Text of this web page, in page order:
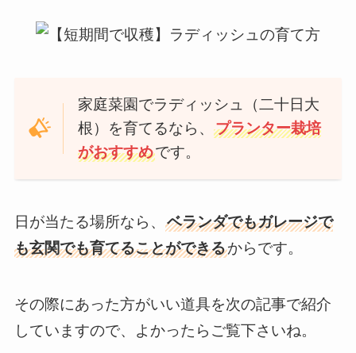
家庭菜園でラディッシュ（二十日大
根）を育てるなら、 プランター栽培
がおすすめです。
日が当たる場所なら、 ベランダでもガレージで
も玄関でも育てることができるからです。
その際にあった方がいい道具を次の記事で紹介
していますので、よかったらご覧下さいね。